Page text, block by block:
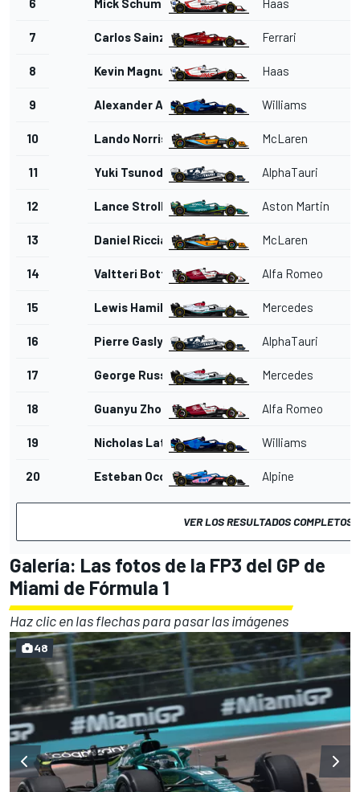
7 Carlos Sainz Ferrari
8 Kevin Magnussen Haas
9 Alexander Albon Williams
10 Lando Norris McLaren
11 Yuki Tsunoda AlphaTauri
12 Lance Stroll Aston Martin
13 Daniel Ricciardo McLaren
14 Valtteri Bottas Alfa Romeo
15 Lewis Hamilton Mercedes
16 Pierre Gasly AlphaTauri
17 George Russell Mercedes
18 Guanyu Zhou Alfa Romeo
19 Nicholas Latifi Williams
20 Esteban Ocon Alpine
VER LOS RESULTADOS COMPLETOS
Galería: Las fotos de la FP3 del GP de
Miami de Fórmula 1
Haz clic en las flechas para pasar las imágenes
48